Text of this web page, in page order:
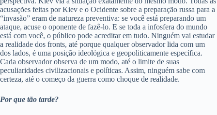
acusações feitas por Kiev e o Ocidente sobre a preparação russa para a
“invasão” eram de natureza preventiva: se você está preparando um
ataque, acuse o oponente de fazê-lo. E se toda a infosfera do mundo
está com você, o público pode acreditar em tudo. Ninguém vai estudar
a realidade dos fronts, até porque qualquer observador lida com um
dos lados, é uma posição ideológica e geopoliticamente específica.
Cada observador observa de um modo, até o limite de suas
peculiaridades civilizacionais e políticas. Assim, ninguém sabe com
certeza, até o começo da guerra como choque de realidade.
Por que tão tarde?